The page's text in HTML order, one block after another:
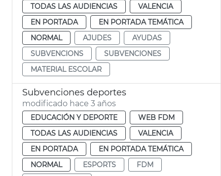
TODAS LAS AUDIENCIAS
VALENCIA
EN PORTADA
EN PORTADA TEMÁTICA
NORMAL
AJUDES
AYUDAS
SUBVENCIONS
SUBVENCIONES
MATERIAL ESCOLAR
Subvenciones deportes
modificado hace 3 años
EDUCACIÓN Y DEPORTE
WEB FDM
TODAS LAS AUDIENCIAS
VALENCIA
EN PORTADA
EN PORTADA TEMÁTICA
NORMAL
ESPORTS
FDM